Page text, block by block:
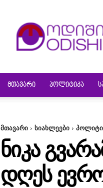
ᲛᲗᲐᲕᲐᲠᲘ ᲞᲝᲚᲘᲢᲘᲙᲐ
მთავარი სიახლეები
ᲜᲘᲙᲐ
ᲓᲦᲔᲡ